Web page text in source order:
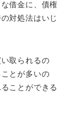
借金に、債権
対処法はいじ
取られるの
とが多いの
ことができる